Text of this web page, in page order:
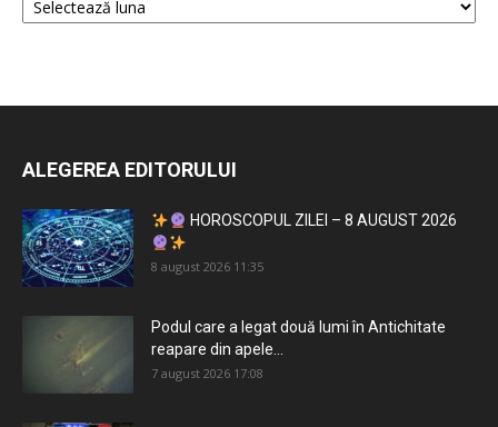
ALEGEREA EDITORULUI
HOROSCOPUL ZILEI – 8 AUGUST 2026
8 august 2026 11:35
Podul care a legat două lumi în Antichitate
reapare din apele...
7 august 2026 17:08